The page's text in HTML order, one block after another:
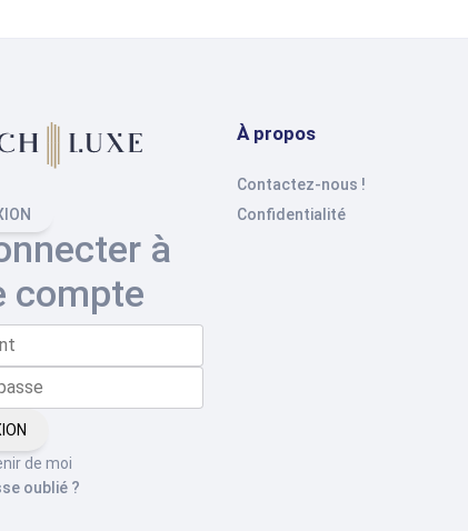
à
compte
de moi
oublié ?
À propos
Contactez-nous !
Confidentialité